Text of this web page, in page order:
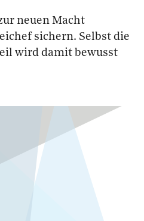
neuen Macht
sichern. Selbst die
wird damit bewusst